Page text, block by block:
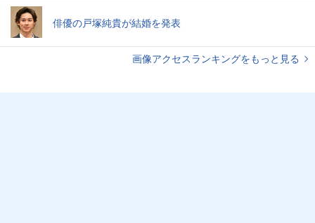
俳優の戸塚純貴が結婚を発表
画像アクセスランキングをもっと見る